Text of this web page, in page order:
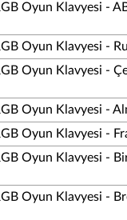
Oyun Klavyesi -
Oyun Klavyesi -
Oyun Klavyesi -
Oyun Klavyesi -
Oyun Klavyesi -
Oyun Klavyesi -
Oyun Klavyesi -